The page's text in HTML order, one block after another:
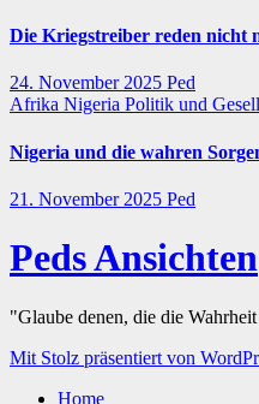
Die Kriegstreiber reden nicht
24. November 2025 Ped
Afrika Nigeria Politik und
Nigeria und die wahren
21. November 2025 Ped
Peds Ansichten
"Glaube denen, die die
Mit Stolz präsentiert von
Home